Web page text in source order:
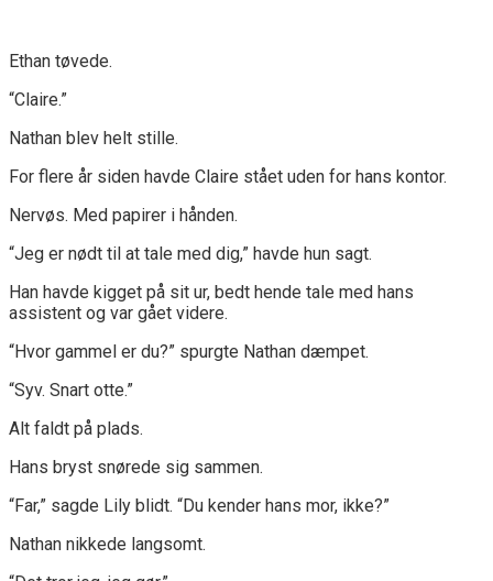
Ethan tøvede.
“Claire.”
Nathan blev helt stille.
For flere år siden havde Claire stået uden for hans kontor.
Nervøs. Med papirer i hånden.
“Jeg er nødt til at tale med dig,” havde hun sagt.
Han havde kigget på sit ur, bedt hende tale med hans
assistent og var gået videre.
“Hvor gammel er du?” spurgte Nathan dæmpet.
“Syv. Snart otte.”
Alt faldt på plads.
Hans bryst snørede sig sammen.
“Far,” sagde Lily blidt. “Du kender hans mor, ikke?”
Nathan nikkede langsomt.